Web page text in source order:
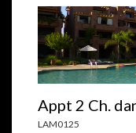
Appt 2 Ch.
LAM0125